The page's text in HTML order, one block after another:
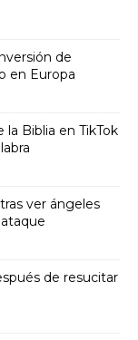
de
en Europa
Biblia en TikTok
ver ángeles
de resucitar